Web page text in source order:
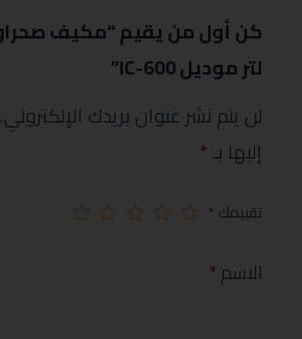
لتر موديل IC-600”
لن يتم نشر عنوان بريدك الإلكتروني.
إليها بـ*
تقييمك *
الاسم*